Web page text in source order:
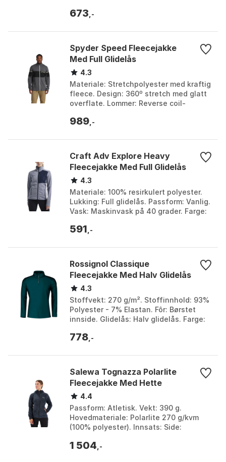
Bruksområder: Gåing og urbane aktiv...
673 ,-
Spyder Speed Fleecejakke
Med Full Glidelås
4.3
Materiale: Stretchpolyester med kraftig
fleece. Design: 360º stretch med glatt
overflate. Lommer: Reverse coil-
Bruksområde: L...
989 ,-
Craft Adv Explore Heavy
Fleecejakke Med Full Glidelås
4.3
Materiale: 100% resirkulert polyester.
Lukking: Full glidelås. Passform: Vanlig.
Vask: Maskinvask på 40 grader. Farge:
melan...
591 ,-
Rossignol Classique
Fleecejakke Med Halv Glidelås
4.3
Stoffvekt: 270 g/m². Stoffinnhold: 93%
Polyester - 7% Elastan. Fôr: Børstet
innside. Glidelås: Halv glidelås. Farge:
Over...
778 ,-
Salewa Tognazza Polarlite
Fleecejakke Med Hette
4.4
Passform: Atletisk. Vekt: 390 g.
Hovedmateriale: Polarlite 270 g/kvm
(100% polyester). Innsats: Side:
Black out melange, ...
1 504 ,-